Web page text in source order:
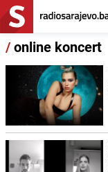
/online koncert